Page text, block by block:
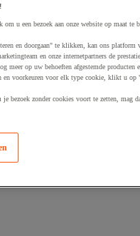
u een bezoek aan onze website op maat te
en doorgaan" te klikken, kan ons
en onze internetpartners de
meer op uw behoeften afgestemde producten
en voorkeuren voor elk type cookie, klikt u op
bezoek zonder cookies voort te zetten, mag